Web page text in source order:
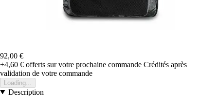
92,00 €
+4,60 € offerts sur votre prochaine commande Crédités après
validation de votre commande
Loading...
Description